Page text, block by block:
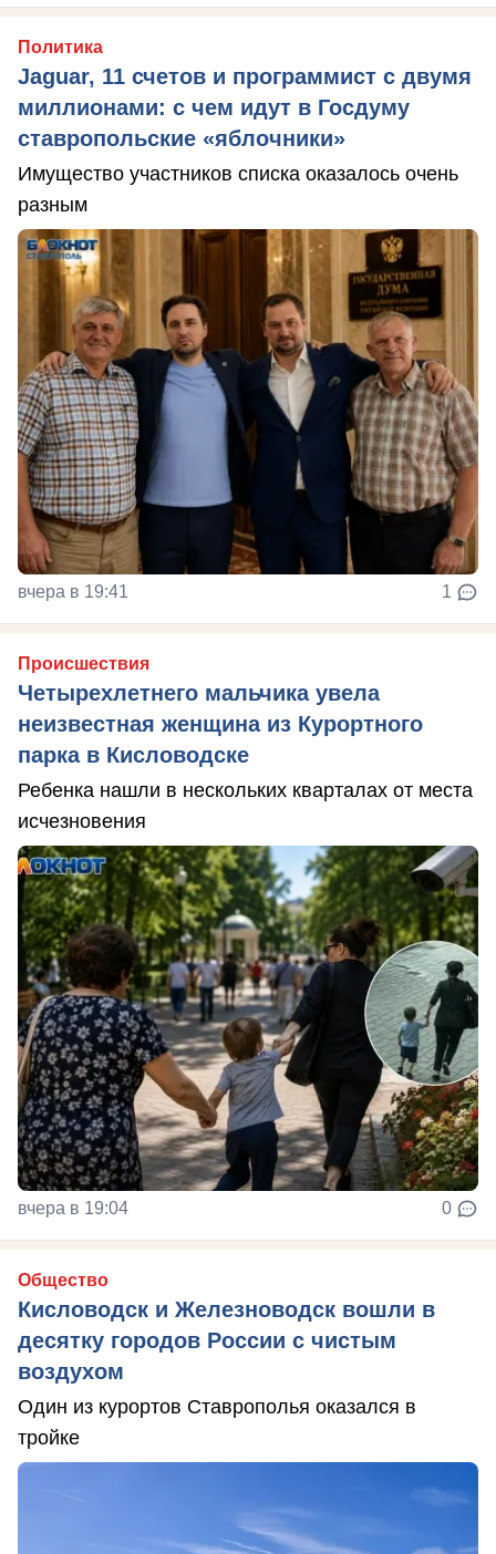
Политика
Jaguar, 11 счетов и программист с двумя
миллионами: с чем идут в Госдуму
ставропольские «яблочники»
Имущество участников списка оказалось очень
разным
вчера в 19:41 1
Происшествия
Четырехлетнего мальчика увела
неизвестная женщина из Курортного
парка в Кисловодске
Ребенка нашли в нескольких кварталах от места
исчезновения
вчера в 19:04 0
Общество
Кисловодск и Железноводск вошли в
десятку городов России с чистым
воздухом
Один из курортов Ставрополья оказался в
тройке